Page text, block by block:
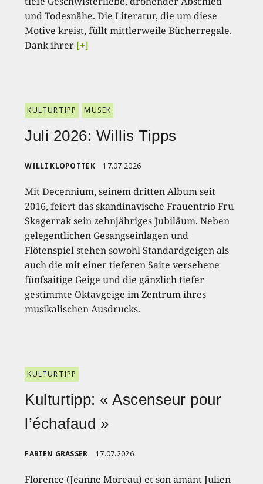
und Todesnähe. Die Literatur, die um diese
Motive kreist, füllt mittlerweile Bücherregale.
Dank ihrer [+]
KULTURTIPP MUSEK
Juli 2026: Willis Tipps
WILLI KLOPOTTEK 17.07.2026
Mit Decennium, seinem dritten Album seit
2016, feiert das skandinavische Frauentrio Fru
Skagerrak sein zehnjähriges Jubiläum. Neben
gelegentlichen Gesangseinlagen und
Flötenspiel stehen sowohl Standardgeigen als
auch die mit einer tieferen Saite versehene
fünfsaitige Geige und die gänzlich tiefer
gestimmte Oktavgeige im Zentrum ihres
musikalischen Ausdrucks.
KULTURTIPP
Kulturtipp: « Ascenseur pour
l’échafaud »
FABIEN GRASSER 17.07.2026
Florence (Jeanne Moreau) et son amant Julien